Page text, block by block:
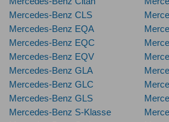
Mercedes-Benz CLS
Mercedes-Benz EQA
Mercedes-Benz EQC
Mercedes-Benz EQV
Mercedes-Benz GLA
Mercedes-Benz GLC
Mercedes-Benz GLS
Mercedes-Benz S-Klasse